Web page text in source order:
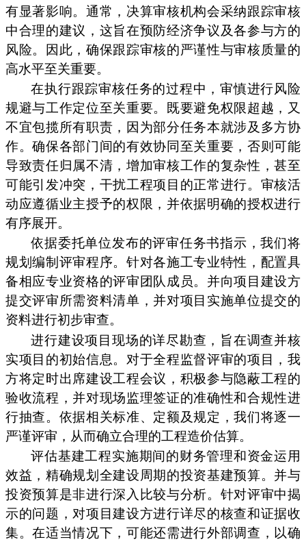
有显著影响。通常，决算审核机构会采纳跟踪审核
中合理的建议，这旨在预防经济争议及各参与方的
风险。因此，确保跟踪审核的严谨性与审核质量的
高水平至关重要。
在执行跟踪审核任务的过程中，审慎进行风险
规避与工作定位至关重要。既要避免权限超越，又
不宜包揽所有职责，因为部分任务本就涉及多方协
作。确保各部门间的有效协同至关重要，否则可能
导致责任归属不清，增加审核工作的复杂性，甚至
可能引发冲突，干扰工程项目的正常进行。审核活
动应遵循业主授予的权限，并依据明确的授权进行
有序展开。
依据委托单位发布的评审任务书指示，我们将
规划编制评审程序。针对各施工专业特性，配置具
备相应专业资格的评审团队成员。并向项目建设方
提交评审所需资料清单，并对项目实施单位提交的
资料进行初步审查。
进行建设项目现场的详尽勘查，旨在调查并核
实项目的初始信息。对于全程监督评审的项目，我
方将定时出席建设工程会议，积极参与隐蔽工程的
验收流程，并对现场监理签证的准确性和合规性进
行抽查。依据相关标准、定额及规定，我们将逐一
严谨评审，从而确立合理的工程造价估算。
评估基建工程实施期间的财务管理和资金运用
效益，精确规划全建设周期的投资基建预算。并与
投资预算是非进行深入比较与分析。针对评审中揭
示的问题，对项目建设方进行详尽的核查和证据收
集。在适当情况下，可能还需进行外部调查，以确